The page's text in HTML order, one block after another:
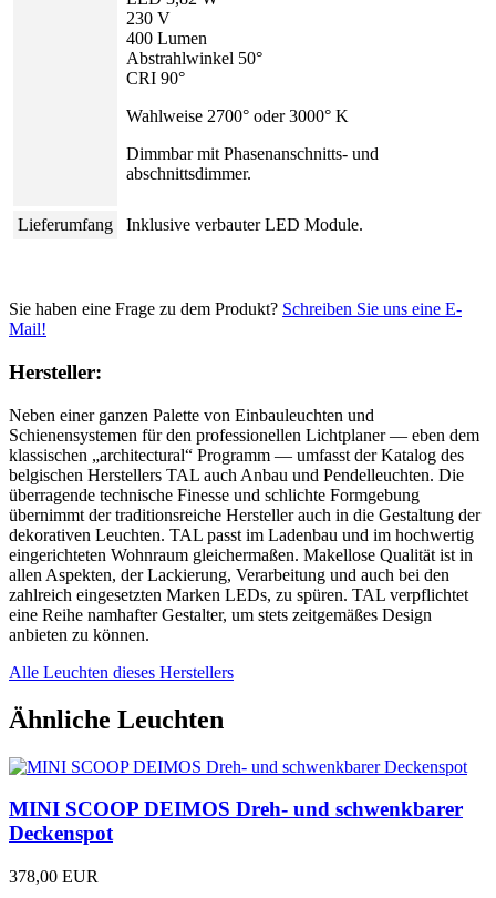
230 V
400 Lumen
Abstrahlwinkel 50°
CRI 90°
Wahlweise 2700° oder 3000° K
Dimmbar mit Phasenanschnitts- und
abschnittsdimmer.
Lieferumfang Inklusive verbauter LED Module.
Sie haben eine Frage zu dem Produkt? Schreiben Sie uns eine E-
Mail!
Hersteller:
Neben einer ganzen Palette von Einbauleuchten und
Schienensystemen für den professionellen Lichtplaner — eben dem
klassischen „architectural“ Programm — umfasst der Katalog des
belgischen Herstellers TAL auch Anbau und Pendelleuchten. Die
überragende technische Finesse und schlichte Formgebung
übernimmt der traditionsreiche Hersteller auch in die Gestaltung der
dekorativen Leuchten. TAL passt im Ladenbau und im hochwertig
eingerichteten Wohnraum gleichermaßen. Makellose Qualität ist in
allen Aspekten, der Lackierung, Verarbeitung und auch bei den
zahlreich eingesetzten Marken LEDs, zu spüren. TAL verpflichtet
eine Reihe namhafter Gestalter, um stets zeitgemäßes Design
anbieten zu können.
Alle Leuchten dieses Herstellers
Ähnliche Leuchten
MINI SCOOP DEIMOS Dreh- und schwenkbarer
Deckenspot
378,00 EUR